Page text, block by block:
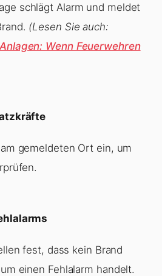
schlägt Alarm und meldet
(Lesen Sie auch:
Wenn Feuerwehren
gemeldeten Ort ein, um
fest, dass kein Brand
einen Fehlalarm handelt.